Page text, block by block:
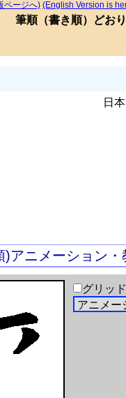
ページへ) (English Version is
筆順（書き順）どお
日
)アニメーション
グリッド